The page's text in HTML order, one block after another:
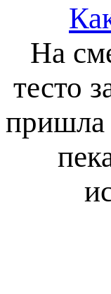
На
тесто
пришла